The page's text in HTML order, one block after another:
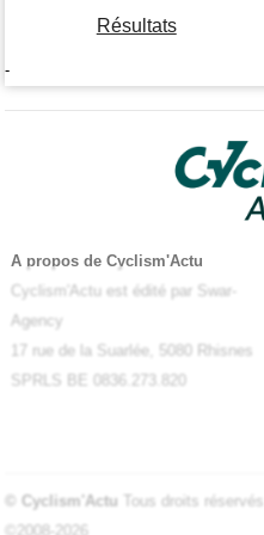
Résultats
-
A propos de Cyclism'Actu
Cyclism'Actu est édité par Swar-
Agency
17 rue de la Suarlée, 5080 Rhisnes
SPRLS BE 0836.273.820
© Cyclism'Actu Tous droits réservés
©2008-2026